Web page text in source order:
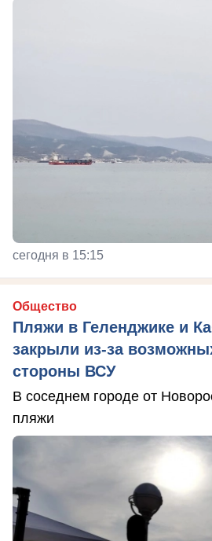
сегодня в 15:15
Общество
Пляжи в Геленджике и
закрыли из-за
стороны ВСУ
В соседнем городе от
пляжи